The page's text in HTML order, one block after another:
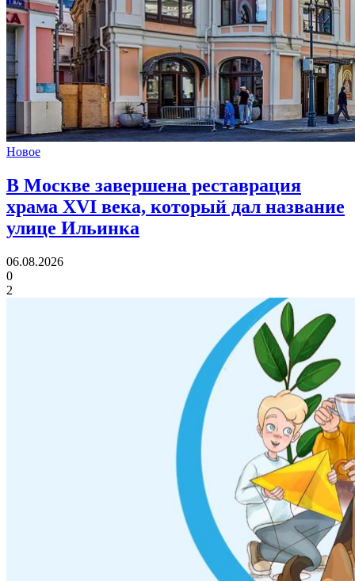
Новое
В Москве завершена реставрация
храма XVI века, который дал название
улице Ильинка
06.08.2026
0
2